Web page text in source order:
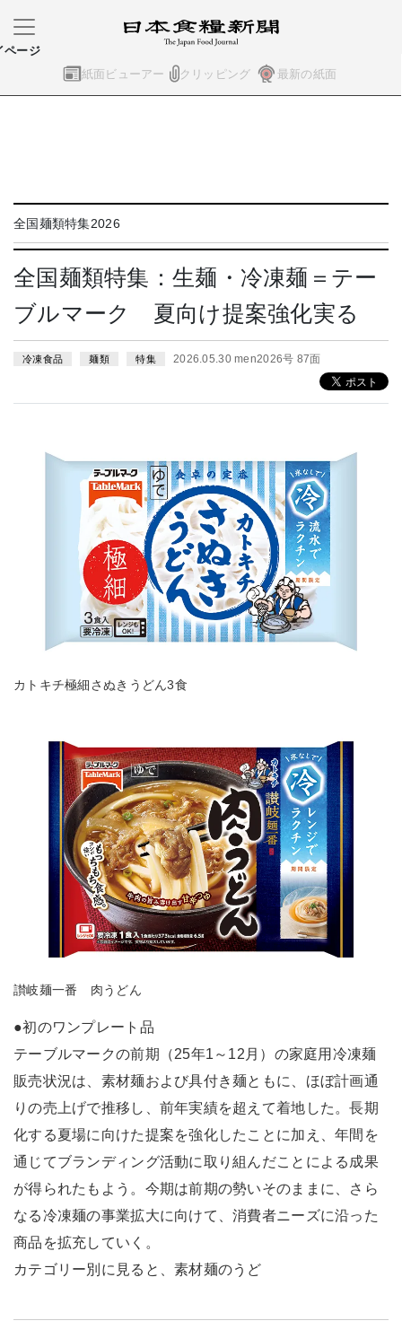
紙面ビューアー クリッピング 最新の紙面
ページ
全国麺類特集2026
全国麺類特集：生麺・冷凍麺＝テー
ブルマーク 夏向け提案強化実る
冷凍食品 麺類 特集 2026.05.30 men2026号 87面
カトキチ極細さぬきうどん3食
讃岐麺一番 肉うどん
●初のワンプレート品
テーブルマークの前期（25年1～12月）の家庭用冷凍麺
販売状況は、素材麺および具付き麺ともに、ほぼ計画通
りの売上げで推移し、前年実績を超えて着地した。長期
化する夏場に向けた提案を強化したことに加え、年間を
通じてブランディング活動に取り組んだことによる成果
が得られたもよう。今期は前期の勢いそのままに、さら
なる冷凍麺の事業拡大に向けて、消費者ニーズに沿った
商品を拡充していく。
カテゴリー別に見ると、素材麺のうど